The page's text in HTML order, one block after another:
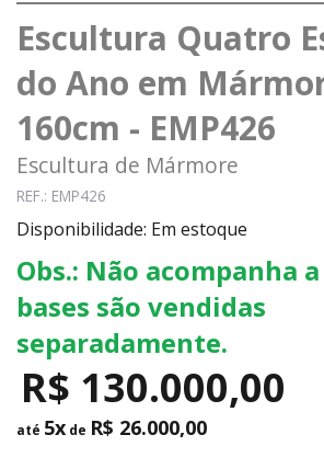
Escultura Quatro
do Ano em
160cm - EMP426
Escultura de Mármore
REF.: EMP426
Disponibilidade: Em estoque
Obs.: Não acompanha
bases são vendidas
separadamente.
R$ 130.000,00
até 5x de R$ 26.000,00